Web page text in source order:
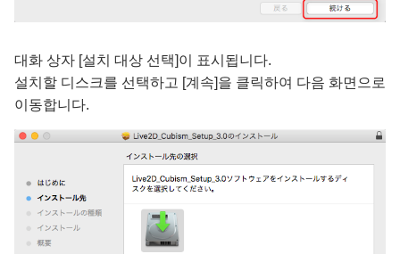
대화 상자 [설치 대상 선택]이 표시됩니다.
설치할 디스크를 선택하고 [계속]을 클릭하여 다음 화면으로
이동합니다.